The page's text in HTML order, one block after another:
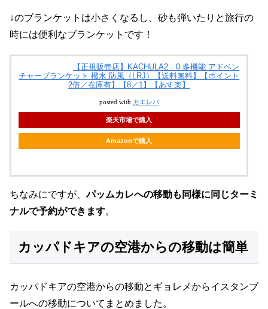
↓のブランケットは小さくなるし、砂も弾いたりと旅行の
時には便利なブランケットです！
【正規販売店】KACHULA2．0 多機能 アドベン
チャーブランケット 撥水 防風（LRJ）【送料無料】【ポイント
2倍／在庫有】【8／1】【あす楽】
posted with カエレバ
楽天市場で購入
Amazonで購入
ちなみにですが、パッムカレへの移動も同様に同じターミ
ナルで予約ができます。
カッパドキアの空港からの移動は簡単
カッパドキアの空港からの移動とギョレメからイスタンブ
ールへの移動についてまとめました。